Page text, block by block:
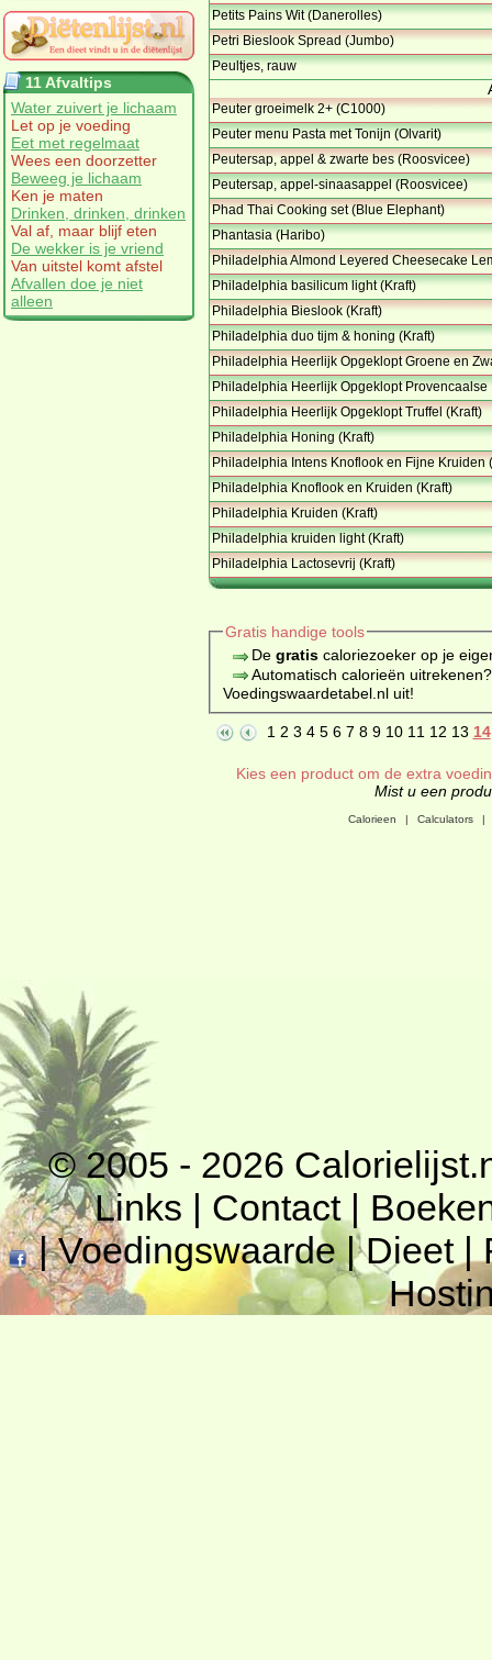
11 Afvaltips
Water zuivert je lichaam
Let op je voeding
Eet met regelmaat
Wees een doorzetter
Beweeg je lichaam
Ken je maten
Drinken, drinken, drinken
Val af, maar blijf eten
De wekker is je vriend
Van uitstel komt afstel
Afvallen doe je niet
alleen
Petits Pains Wit (Danerolles)
Petri Bieslook Spread (Jumbo)
Peultjes, rauw
Peuter groeimelk 2+ (C1000)
Peuter menu Pasta met Tonijn (Olvarit)
Peutersap, appel & zwarte bes (Roosvicee)
Peutersap, appel-sinaasappel (Roosvicee)
Phad Thai Cooking set (Blue Elephant)
Phantasia (Haribo)
Philadelphia Almond Leyered Cheesecake
Philadelphia basilicum light (Kraft)
Philadelphia Bieslook (Kraft)
Philadelphia duo tijm & honing (Kraft)
Philadelphia Heerlijk Opgeklopt Groene en
Philadelphia Heerlijk Opgeklopt Provencaalse
Philadelphia Heerlijk Opgeklopt Truffel (Kraft)
Philadelphia Honing (Kraft)
Philadelphia Intens Knoflook en Fijne Kruiden
Philadelphia Knoflook en Kruiden (Kraft)
Philadelphia Kruiden (Kraft)
Philadelphia kruiden light (Kraft)
Philadelphia Lactosevrij (Kraft)
Gratis handige tools
De gratiscaloriezoeker op je
Automatisch calorieën
Voedingswaardetabel.nl uit!
1 2 3 4 5 6 7 8 9 10 11 12 13 14
Kies een product om de extra
Mist u een
Calorieen | Calculators |
© 2005 - 2026
Links | Contact|
|Voedingswaarde|Dieet|